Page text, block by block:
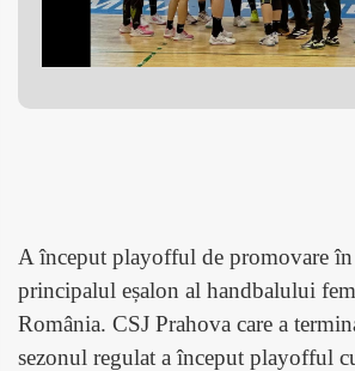
A început playofful de promovare
principalul eșalon al handbalului
România. CSJ Prahova care a
sezonul regulat a început playofful